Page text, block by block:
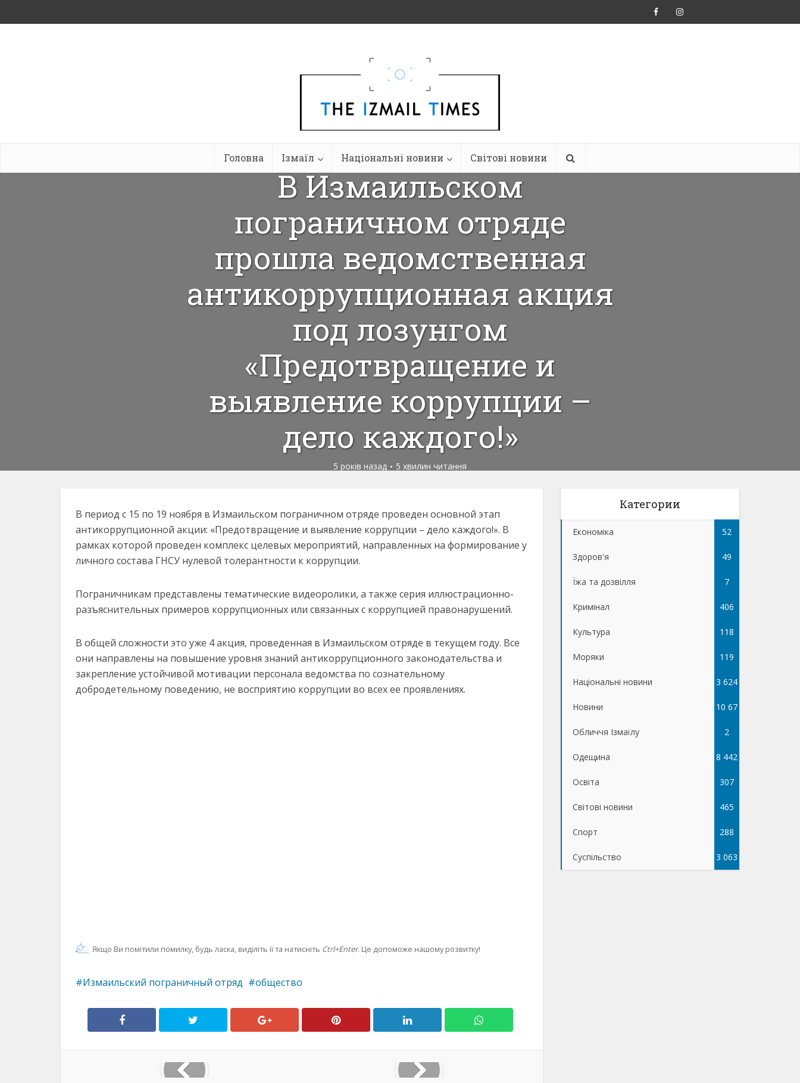
Головна Ізмаїл Національні новини Світові новини
В Измаильском
пограничном отряде
прошла ведомственная
антикоррупционная акция
под лозунгом
«Предотвращение и
выявление коррупции –
дело каждого!»
5 років назад 5 хвилин читання
В период с 15 по 19 ноября в Измаильском пограничном отряде проведен основной этап
антикоррупционной акции: «Предотвращение и выявление коррупции – дело каждого!». В
рамках которой проведен комплекс целевых мероприятий, направленных на формирование у
личного состава ГНСУ нулевой толерантности к коррупции.
Пограничникам представлены тематические видеоролики, а также серия иллюстрационно-
разъяснительных примеров коррупционных или связанных с коррупцией правонарушений.
В общей сложности это уже 4 акция, проведенная в Измаильском отряде в текущем году. Все
они направлены на повышение уровня знаний антикоррупционного законодательства и
закрепление устойчивой мотивации персонала ведомства по сознательному
добродетельному поведению, не восприятию коррупции во всех ее проявлениях.
Якщо Ви помітили помилку, будь ласка, виділіть її та натисніть Ctrl+Enter. Це допоможе нашому розвитку!
Измаильский пограничный отряд общество
Категории
Економіка 52
Здоров'я 49
Їжа та дозвілля 7
Кримінал 406
Культура 118
Моряки 119
Національні новини 3 624
Новини 10 67
5
Обличчя Ізмаїлу 2
Одещина 8 442
Освіта 307
Світові новини 465
Спорт 288
Суспільство 3 063